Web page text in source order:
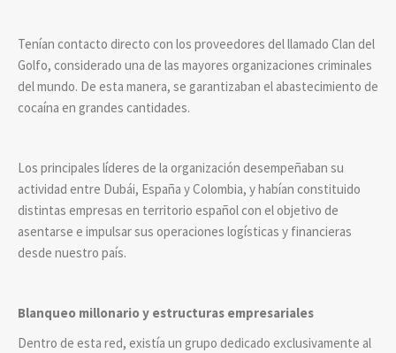
Tenían contacto directo con los proveedores del llamado Clan del
Golfo, considerado una de las mayores organizaciones criminales
del mundo. De esta manera, se garantizaban el abastecimiento de
cocaína en grandes cantidades.
Los principales líderes de la organización desempeñaban su
actividad entre Dubái, España y Colombia, y habían constituido
distintas empresas en territorio español con el objetivo de
asentarse e impulsar sus operaciones logísticas y financieras
desde nuestro país.
Blanqueo millonario y estructuras empresariales
Dentro de esta red, existía un grupo dedicado exclusivamente al